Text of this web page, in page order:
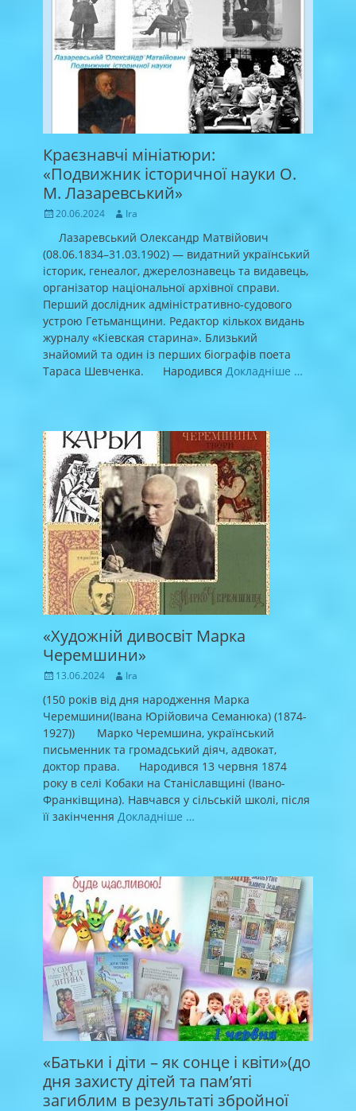
Краєзнавчі мініатюри:
«Подвижник історичної науки О.
М. Лазаревський»
Posted
20.06.2024 Author
Ira
Лазаревський Олександр Матвійович
(08.06.1834–31.03.1902) — видатний український
історик, генеалог, джерелознавець та видавець,
організатор національної архівної справи.
Перший дослідник адміністративно-судового
устрою Гетьманщини. Редактор кількох видань
журналу «Кіевская старина». Близький
знайомий та один із перших біографів поета
Тараса Шевченка. Народився Докладніше …
«Художній дивосвіт Марка
Черемшини»
Posted
13.06.2024 Author
Ira
(150 років від дня народження Марка
Черемшини(Івана Юрійовича Семанюка) (1874-
1927)) Марко Черемшина, український
письменник та громадський діяч, адвокат,
доктор права. Народився 13 червня 1874
року в селі Кобаки на Станіславщині (Івано-
Франківщина). Навчався у сільській школі, після
її закінчення Докладніше …
«Батьки і діти – як сонце і квіти»(до
дня захисту дітей та пам’яті
загиблим в результаті збройної